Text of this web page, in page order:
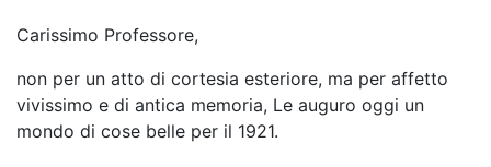
Carissimo Professore,
non per un atto di cortesia esteriore, ma per affetto
vivissimo e di antica memoria, Le auguro oggi un
mondo di cose belle per il 1921.